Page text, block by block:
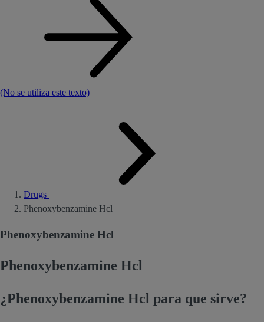
(No se utiliza este texto)
Drugs
Phenoxybenzamine Hcl
Phenoxybenzamine Hcl
Phenoxybenzamine Hcl
¿Phenoxybenzamine Hcl para que sirve?